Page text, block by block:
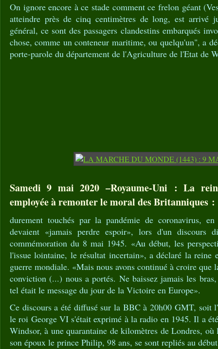
On ignore encore à ce stade comment ce frelon géant
atteindre près de cinq centimètres de long, est arrivé
général, ce sont des passagers clandestins embarqués
chose, comme un conteneur maritime, ou quelqu'un", a
porte-parole du département de l'Agriculture de l'Etat de
Samedi 9 mai 2020 –Royaume-Uni : La
employée à remonter le moral des Britanniques :
durement touchés par la pandémie de coronavirus,
devaient «jamais perdre espoir», lors d'un discours
commémoration du 8 mai 1945. «Au début, les
l'issue lointaine, le résultat incertain», a déclaré la reine
guerre mondiale. «Mais nous avons continué à croire que
conviction (...) nous a portés. Ne baissez jamais les
tel était le message du jour de la Victoire en Europe».
Ce discours a été diffusé sur la BBC à 20h00 GMT, soit
le roi George VI s'était exprimé à la radio en 1945. Il a
Windsor, à une quarantaine de kilomètres de Londres, où
son époux le prince Philip, 98 ans, se sont repliés au